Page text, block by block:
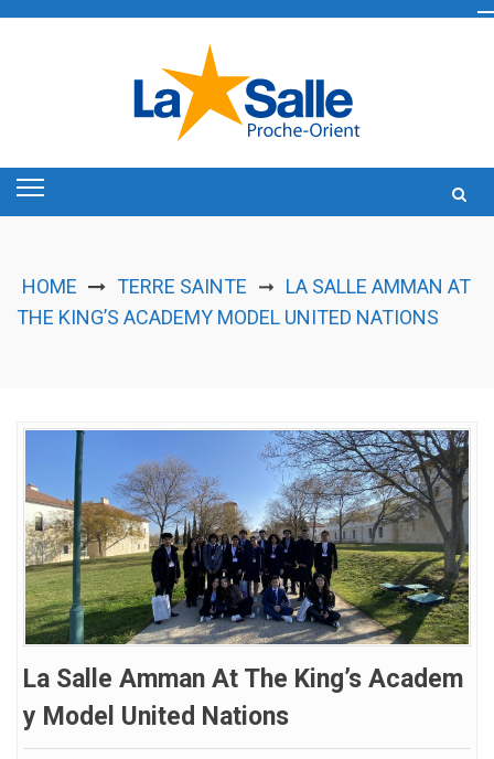
HOME TERRE SAINTE ➞ LA SALLE AMMAN AT
THE KING’S ACADEMY MODEL UNITED NATIONS
La Salle Amman At The King’s Academ
Y Model United Nations